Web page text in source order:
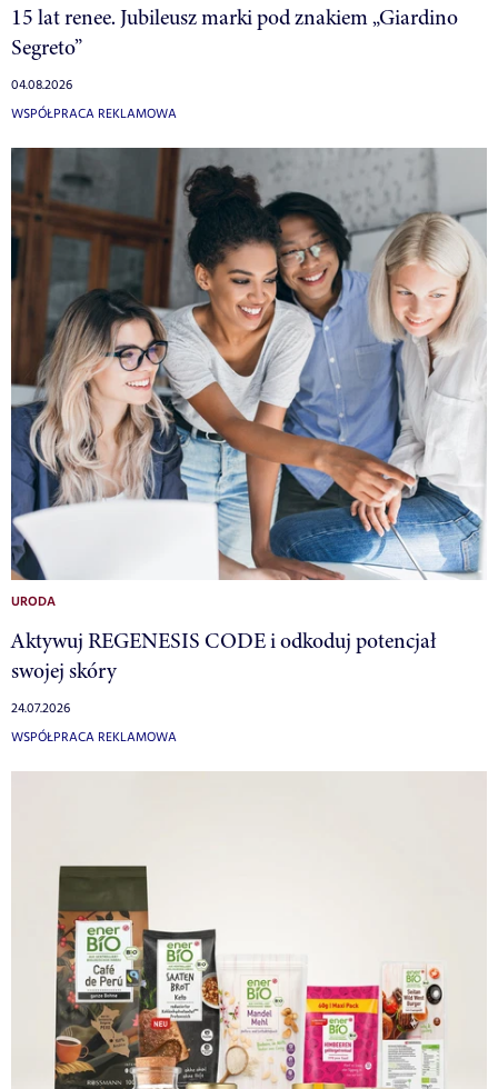
15 lat renee. Jubileusz marki pod znakiem „Giardino
Segreto”
04.08.2026
WSPÓŁPRACA REKLAMOWA
URODA
Aktywuj REGENESIS CODE i odkoduj potencjał
swojej skóry
24.07.2026
WSPÓŁPRACA REKLAMOWA